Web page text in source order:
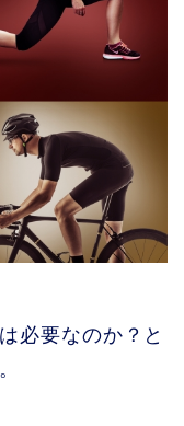
必要なのか？と